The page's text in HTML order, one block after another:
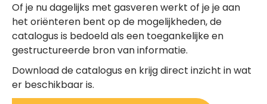
Of je nu dagelijks met gasveren werkt of je je aan
het oriënteren bent op de mogelijkheden, de
catalogus is bedoeld als een toegankelijke en
gestructureerde bron van informatie.
Download de catalogus en krijg direct inzicht in wat
er beschikbaar is.